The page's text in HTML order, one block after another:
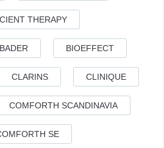
THERAPY
BIOEFFECT
CLARINS CLINIQUE
COMFORTH SCANDINAVIA
SE